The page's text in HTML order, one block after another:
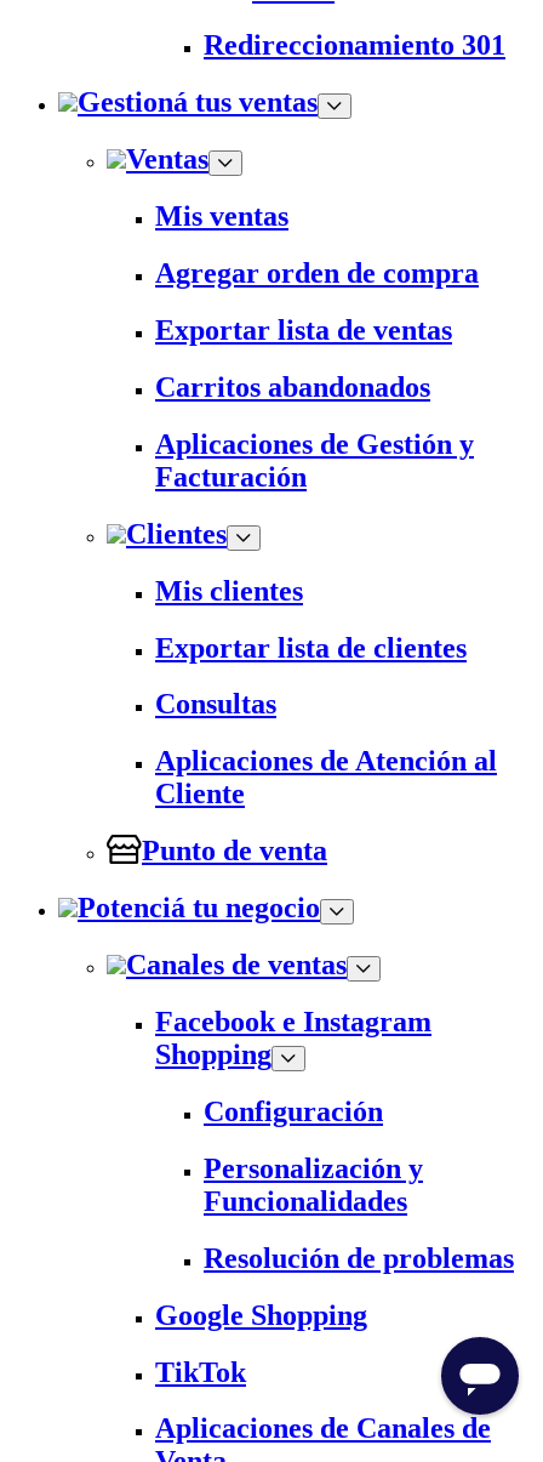
Redireccionamiento 301
Gestioná tus ventas
Ventas
Mis ventas
Agregar orden de compra
Exportar lista de ventas
Carritos abandonados
Aplicaciones de Gestión y
Facturación
Clientes
Mis clientes
Exportar lista de clientes
Consultas
Aplicaciones de Atención al
Cliente
Punto de venta
Potenciá tu negocio
Canales de ventas
Facebook e Instagram
Shopping
Configuración
Personalización y
Funcionalidades
Resolución de problemas
Google Shopping
TikTok
Aplicaciones de Canales de